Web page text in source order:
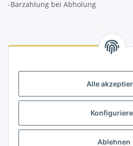
Alle
Ablehnen
-Barzahlung bei Abholung
Informationen